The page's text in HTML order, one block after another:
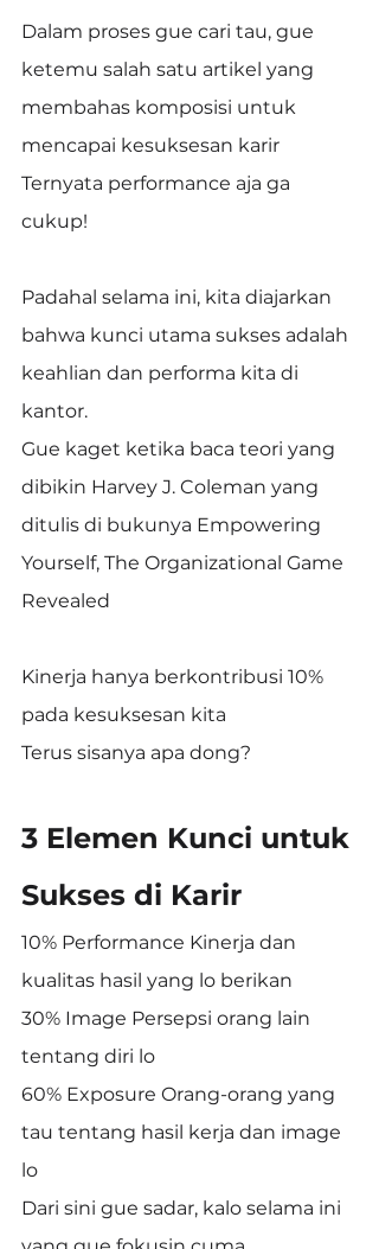
Dalam proses gue cari tau, gue
ketemu salah satu artikel yang
membahas komposisi untuk
mencapai kesuksesan karir
Ternyata performance aja ga
cukup!
Padahal selama ini, kita diajarkan
bahwa kunci utama sukses adalah
keahlian dan performa kita di
kantor.
Gue kaget ketika baca teori yang
dibikin Harvey J. Coleman yang
ditulis di bukunya Empowering
Yourself, The Organizational Game
Revealed
Kinerja hanya berkontribusi 10%
pada kesuksesan kita
Terus sisanya apa dong?
3 Elemen Kunci untuk
Sukses di Karir
10% Performance Kinerja dan
kualitas hasil yang lo berikan
30% Image Persepsi orang lain
tentang diri lo
60% Exposure Orang-orang yang
tau tentang hasil kerja dan image
lo
Dari sini gue sadar, kalo selama ini